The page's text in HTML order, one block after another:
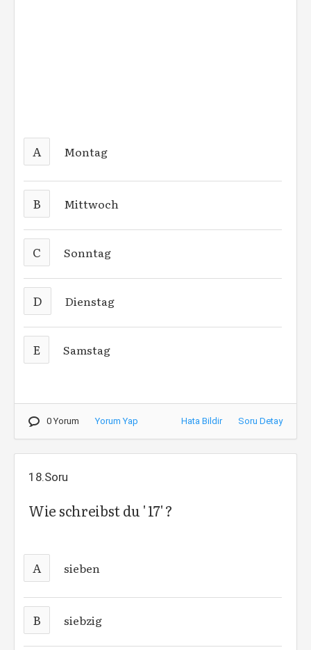
A Montag
B Mittwoch
C Sonntag
D Dienstag
E Samstag
0 Yorum Yorum Yap Hata Bildir Soru Detay
18.Soru
Wie schreibst du ' 17' ?
A sieben
B siebzig